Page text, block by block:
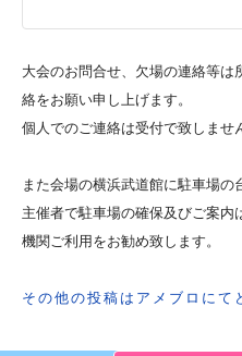
大会のお問合せ、欠場の連絡等は
絡をお願い申し上げます。
個人でのご連絡は受付で致しませ
また会場の横浜武道館に駐車場の
主催者で駐車場の確保及びご案内
機関ご利用をお勧め致します。
その他の投稿はアメブロにて